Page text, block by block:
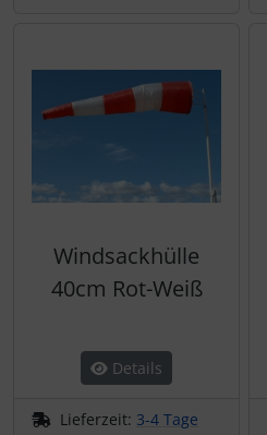
Windsackhülle
40cm Rot-Weiß
Details
Lieferzeit: 3-4 Tage